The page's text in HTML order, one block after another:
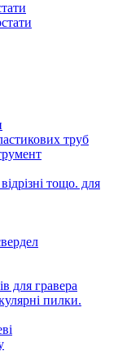
труб
тощо. для
для гравера
пилки.